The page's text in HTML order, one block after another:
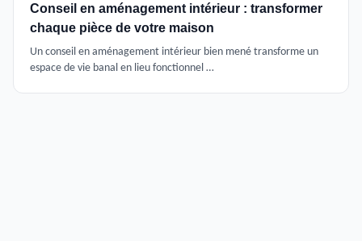
Conseil en aménagement intérieur : transformer
chaque pièce de votre maison
Un conseil en aménagement intérieur bien mené transforme un
espace de vie banal en lieu fonctionnel …